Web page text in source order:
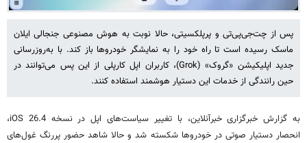
پس از چت‌جی‌پی‌تی و پرپلکسیتی، حالا نوبت به هوش مصنوعی جنجالی ایلان
ماسک رسیده است تا راه خود را به نمایشگر خودروها باز کند. با به‌روزرسانی
جدید اپلیکیشن «گروک» (Grok)، کاربران اپل کارپلی از این پس می‌توانند در
حین رانندگی از خدمات این دستیار هوشمند استفاده کنند.
به گزارش خبرگزاری خبرآنلاین، با تغییر سیاست‌های اپل در نسخه iOS 26.4،
انحصار دستیار صوتی در خودروها شکسته شد و حالا شاهد حضور پررنگ غول‌های